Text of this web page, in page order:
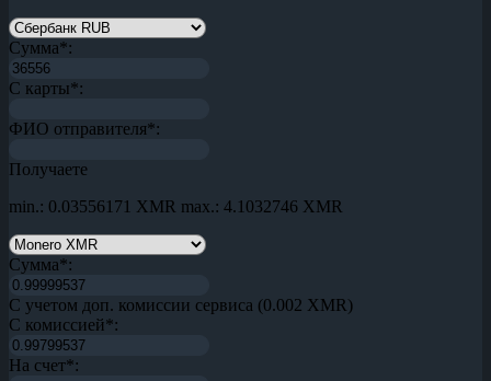
Сумма*:
С карты*:
ФИО отправителя*:
Получаете
min.: 0.03556171 XMR max.: 4.1032746 XMR
Сумма*:
С учетом доп. комиссии сервиса (0.002 XMR)
С комиссией*:
На счет*: